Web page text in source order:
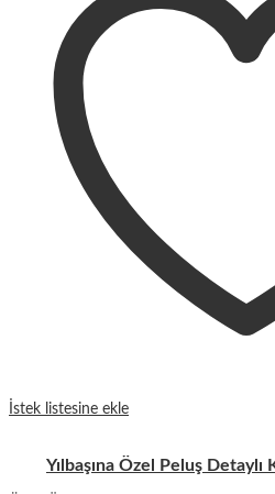
İstek listesine ekle
Yılbaşına Özel Peluş Detaylı